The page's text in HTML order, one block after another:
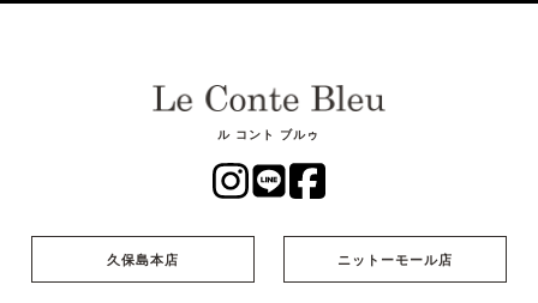
ル コント ブルゥ
久保島本店 ニットーモール店